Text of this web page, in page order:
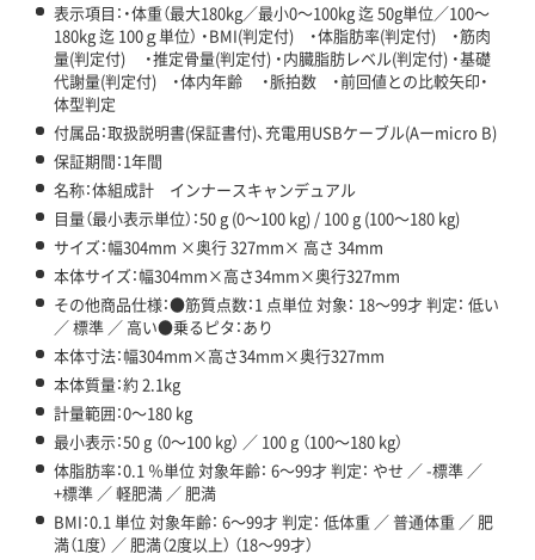
表示項目：・体重（最大180kg／最小0～100kg 迄 50g単位／100～
180kg 迄 100ｇ単位） ・BMI(判定付) ・体脂肪率(判定付) ・筋肉
量(判定付) ・推定骨量(判定付) ・内臓脂肪レベル(判定付) ・基礎
代謝量(判定付) ・体内年齢 ・脈拍数 ・前回値との比較矢印・
体型判定
付属品：取扱説明書(保証書付)、充電用USBケーブル(Aーmicro B)
保証期間：1年間
名称：体組成計 インナースキャンデュアル
目量（最小表示単位）：50 g (0～100 kg) / 100 g (100～180 kg)
サイズ：幅304mm ×奥行 327mm× 高さ 34mm
本体サイズ：幅304mm×高さ34mm×奥行327mm
その他商品仕様：●筋質点数：1 点単位 対象： 18～99才 判定： 低い
／ 標準 ／ 高い●乗るピタ：あり
本体寸法：幅304mm×高さ34mm×奥行327mm
本体質量：約 2.1kg
計量範囲：0～180 kg
最小表示：50 g （0～100 kg） ／ 100 g （100～180 kg）
体脂肪率：0.1 ％単位 対象年齢： 6～99才 判定： やせ ／ -標準 ／
+標準 ／ 軽肥満 ／ 肥満
BMI：0.1 単位 対象年齢： 6～99才 判定： 低体重 ／ 普通体重 ／ 肥
満（1度） ／ 肥満（2度以上） （18～99才）